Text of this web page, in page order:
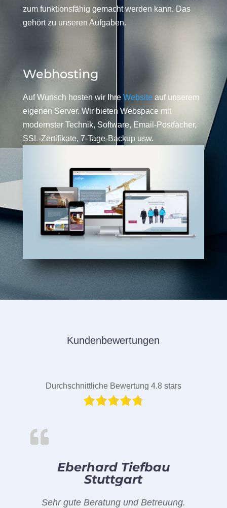
zum funktionsfähig gemacht werden kann. Das
gehört zu unseren Aufgaben.
Webhosting
Auf Wunsch hosten wir Ihre Website auf unserem
eigenen Server. Wir bieten Webspace mit
modernster Technik, Software, Email-Postfächer,
SSL-Zertifikate, 7-Tage-Backup usw.
Kundenbewertungen
Durchschnittliche Bewertung 4.8 stars
Eberhard Tiefbau
Stuttgart
Sehr gute Beratung und Betreuung.